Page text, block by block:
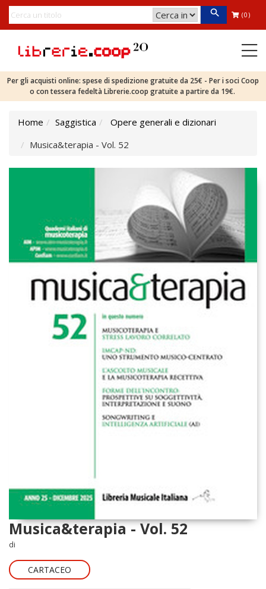
(0)
Per gli acquisti online: spese di spedizione gratuite da 25€ - Per i soci Coop
o con tessera fedeltà Librerie.coop gratuite a partire da 19€.
Home Saggistica
Opere generali e dizionari
Musica&terapia - Vol. 52
Musica&terapia - Vol. 52
di
CARTACEO